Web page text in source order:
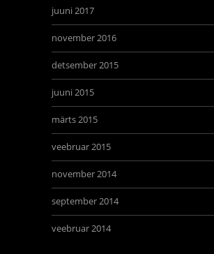
juuni 2017
november 2016
detsember 2015
juuni 2015
märts 2015
veebruar 2015
november 2014
september 2014
veebruar 2014